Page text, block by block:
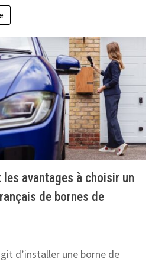
les avantages à choisir un
de bornes de
d’installer une borne de